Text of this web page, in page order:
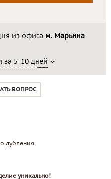
из офиса м. Марьина
за 5-10 дней
ВОПРОС
дубления
уникально!